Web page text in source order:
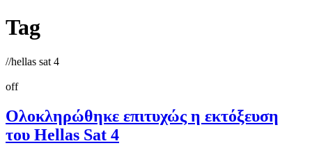
Tag
//hellas sat 4
off
Ολοκληρώθηκε επιτυχώς η εκτόξευση
του Hellas Sat 4